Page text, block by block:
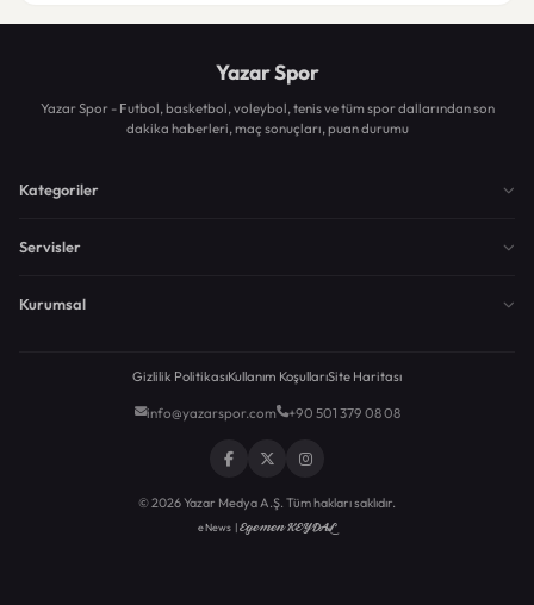
Yazar Spor
Yazar Spor - Futbol, basketbol, voleybol, tenis ve tüm spor dallarından son
dakika haberleri, maç sonuçları, puan durumu
Kategoriler
Servisler
Kurumsal
Gizlilik PolitikasıKullanım KoşullarıSite Haritası
info@yazarspor.com +90 501 379 08 08
© 2026 Yazar Medya A.Ş. Tüm hakları saklıdır.
eNews |Egemen KEYDAL